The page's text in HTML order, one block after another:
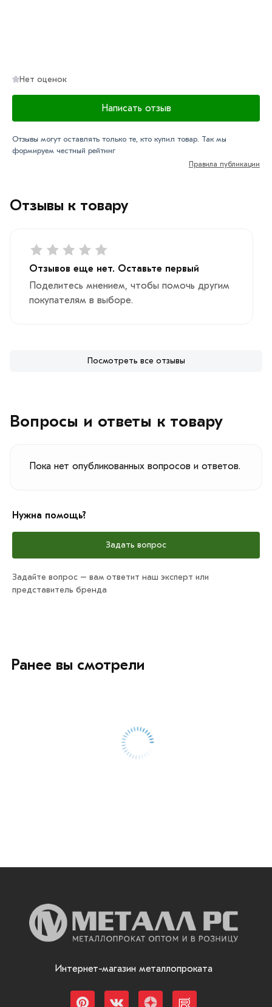
Отзывы к товару
Отзывов еще нет. Оставьте первый
Поделитесь мнением, чтобы помочь другим
покупателям в выборе.
Посмотреть все отзывы
Нет оценок
Написать отзыв
Отзывы могут оставлять только те, кто купил товар. Так мы
формируем честный рейтинг
Правила публикации
Вопросы и ответы к товару
Пока нет опубликованных вопросов и ответов.
Нужна помощь?
Задать вопрос
Задайте вопрос – вам ответит наш эксперт или
представитель бренда
Ранее вы смотрели
Интернет-магазин металлопроката